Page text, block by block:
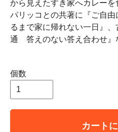
から見えたすき家へカレーを
パリッコとの共著に『ご自
るまで家に帰れない一日』
通 答えのない答え合わせ』
個数
カート